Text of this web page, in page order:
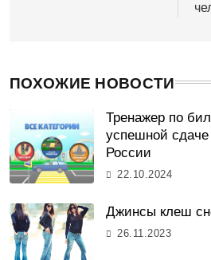
ПОХОЖИЕ НОВОСТИ
Тренажер по
успешной
России
22.10.2024
Джинсы клеш
26.11.2023